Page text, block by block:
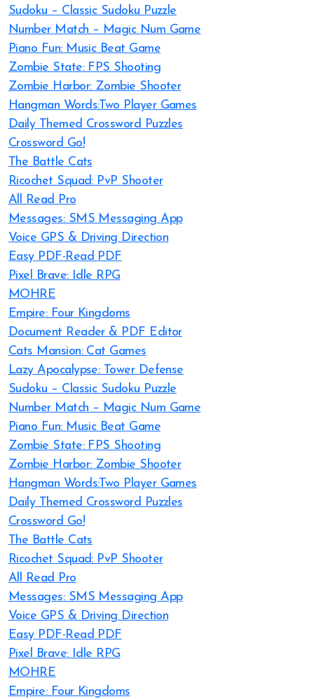
Sudoku – Classic Sudoku Puzzle
Number Match – Magic Num Game
Piano Fun: Music Beat Game
Zombie State: FPS Shooting
Zombie Harbor: Zombie Shooter
Hangman Words:Two Player Games
Daily Themed Crossword Puzzles
Crossword Go!
The Battle Cats
Ricochet Squad: PvP Shooter
All Read Pro
Messages: SMS Messaging App
Voice GPS & Driving Direction
Easy PDF-Read PDF
Pixel Brave: Idle RPG
MOHRE
Empire: Four Kingdoms
Document Reader & PDF Editor
Cats Mansion: Cat Games
Lazy Apocalypse: Tower Defense
Sudoku – Classic Sudoku Puzzle
Number Match – Magic Num Game
Piano Fun: Music Beat Game
Zombie State: FPS Shooting
Zombie Harbor: Zombie Shooter
Hangman Words:Two Player Games
Daily Themed Crossword Puzzles
Crossword Go!
The Battle Cats
Ricochet Squad: PvP Shooter
All Read Pro
Messages: SMS Messaging App
Voice GPS & Driving Direction
Easy PDF-Read PDF
Pixel Brave: Idle RPG
MOHRE
Empire: Four Kingdoms